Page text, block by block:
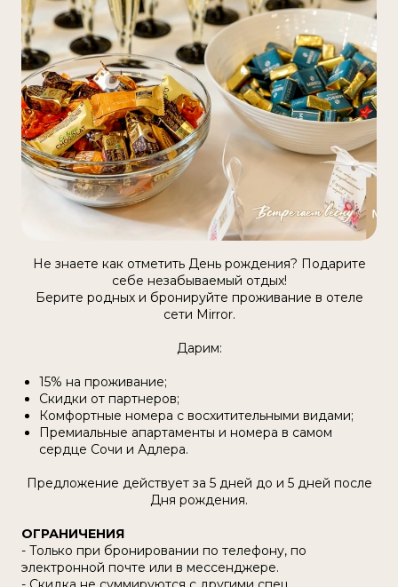
Не знаете как отметить День рождения? Подарите
себе незабываемый отдых!
Берите родных и бронируйте проживание в отеле
сети Mirror.
Дарим:
15% на проживание;
Скидки от партнеров;
Комфортные номера с восхитительными видами;
Премиальные апартаменты и номера в самом
сердце Сочи и Адлера.
Предложение действует за 5 дней до и 5 дней после
Дня рождения.
ОГРАНИЧЕНИЯ
- Только при бронировании по телефону, по
электронной почте или в мессенджере.